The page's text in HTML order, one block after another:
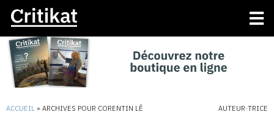
ACCUEIL » ARCHIVES POUR CORENTIN LÊ AUTEUR·TRICE